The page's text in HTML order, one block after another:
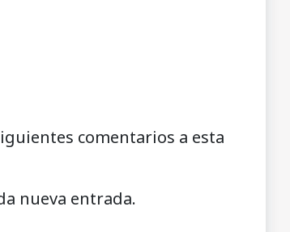
comentarios a esta
nueva entrada.